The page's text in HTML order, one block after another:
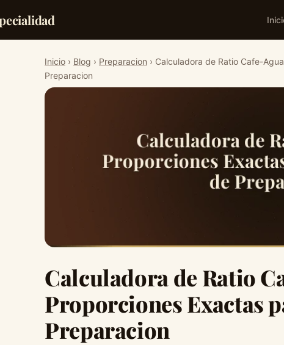
Inicio › Blog › Preparacion › Calculadora de Ratio Cafe-
Preparacion
Calculadora de Ratio
Proporciones Exactas
Preparacion